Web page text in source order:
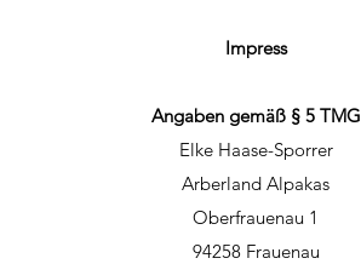
Impress
Angaben gemäß § 5 TMG
Elke Haase-Sporrer
Arberland Alpakas
Oberfrauenau 1
94258 Frauenau